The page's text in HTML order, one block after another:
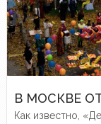
В МОСКВЕ
Как известно,